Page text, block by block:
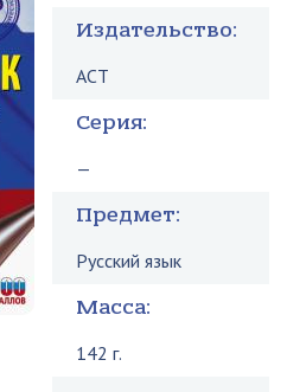
Издательство:
АСТ
Серия:
—
Предмет:
Русский язык
Масса:
142 г.